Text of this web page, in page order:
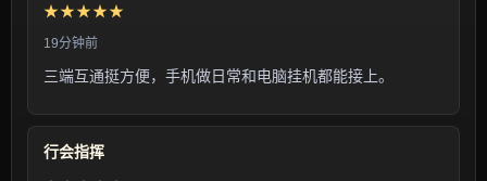
★★★★★
19分钟前
三端互通挺方便，手机做日常和电脑挂机都能接上。
行会指挥